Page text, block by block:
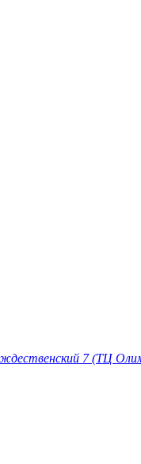
7 (ТЦ